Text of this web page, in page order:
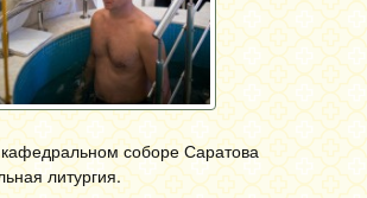
соборе Саратова
литургия.